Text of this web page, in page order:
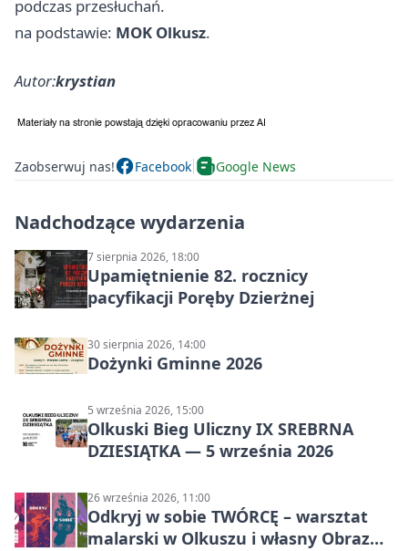
podczas przesłuchań.
na podstawie: MOK Olkusz.
Autor:krystian
Zaobserwuj nas! Facebook Google News
Nadchodzące wydarzenia
7 sierpnia 2026, 18:00
Upamiętnienie 82. rocznicy
pacyfikacji Poręby Dzierżnej
30 sierpnia 2026, 14:00
Dożynki Gminne 2026
5 września 2026, 15:00
Olkuski Bieg Uliczny IX SREBRNA
DZIESIĄTKA — 5 września 2026
26 września 2026, 11:00
Odkryj w sobie TWÓRCĘ – warsztat
malarski w Olkuszu i własny Obraz